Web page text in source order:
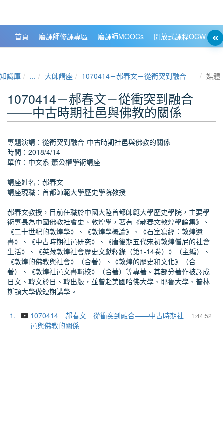
首頁 磨課師修課專區 磨課師MOOCs 開放式課程OCW
知識庫 ... 大師講座 1070414－郝春文－從衝突到融合——中古時
媒體
1070414－郝春文－從衝突到融合
——中古時期社邑與佛教的關係
專題演講：從衝突到融合-中古時期社邑與佛教的關係
時間：2018/4/14
單位：中文系 蕭公權學術講座
講座姓名：郝春文
講座現職：首都師範大學歷史學院教授
郝春文教授，目前任職於中國大陸首都師範大學歷史學院，主要學
術專長為中國佛教社會史、敦煌學，著有《郝春文敦煌學論集》、
《二十世紀的敦煌學》、《敦煌學概論》、《石室寫經：敦煌遺
書》、《中古時期社邑研究》、《唐後期五代宋初敦煌僧尼的社會
生活》、《英藏敦煌社會歷史文獻釋錄（第1-14卷）》（主編）、
《敦煌的佛教與社會》（合著）、《敦煌的歷史和文化》（合
著）、《敦煌社邑文書輯校》（合著）等專著。其部分著作被譯成
日文、韓文於日、韓出版，並曾赴美國哈佛大學、耶魯大學、普林
斯頓大學做短期講學。
1. 1:44:52
1070414－郝春文－從衝突到融合——中古時期社
邑與佛教的關係